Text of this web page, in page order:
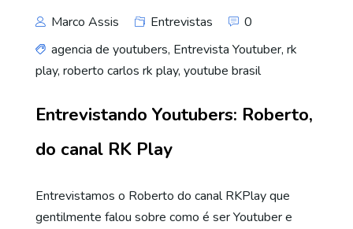
Marco Assis Entrevistas
0
agencia de youtubers, Entrevista Youtuber, rk
play, roberto carlos rk play, youtube brasil
Entrevistando Youtubers: Roberto,
do canal RK Play
Entrevistamos o Roberto do canal RKPlay que
gentilmente falou sobre como é ser Youtuber e